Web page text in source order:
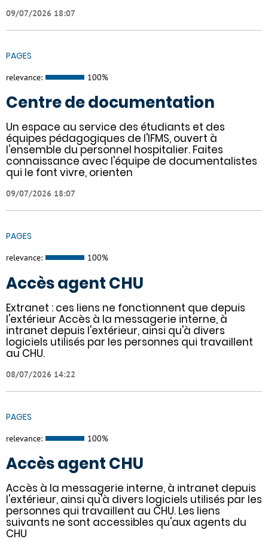
09/07/2026 18:07
PAGES
relevance: 100%
Centre de documentation
Un espace au service des étudiants et des
équipes pédagogiques de l'IFMS, ouvert à
l'ensemble du personnel hospitalier. Faites
connaissance avec l'équipe de documentalistes
qui le font vivre, orienten
09/07/2026 18:07
PAGES
relevance: 100%
Accès agent CHU
Extranet : ces liens ne fonctionnent que depuis
l'extérieur Accès à la messagerie interne, à
intranet depuis l'extérieur, ainsi qu'à divers
logiciels utilisés par les personnes qui travaillent
au CHU.
08/07/2026 14:22
PAGES
relevance: 100%
Accès agent CHU
Accès à la messagerie interne, à intranet depuis
l'extérieur, ainsi qu'à divers logiciels utilisés par les
personnes qui travaillent au CHU. Les liens
suivants ne sont accessibles qu'aux agents du
CHU